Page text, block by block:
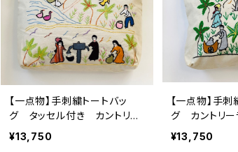
【一点物】手刺繍トートバッ
グ タッセル付き カントリー
ライフ ホワイト1 エジプト
綿 大容量 チャック付き
¥13,750
【一点物】手刺
グ カントリ
ト２ エジプ
チャック付き
¥13,750